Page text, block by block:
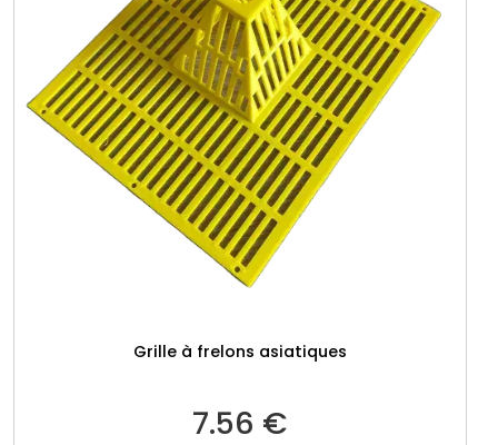
Grille à frelons asiatiques
7.56 €